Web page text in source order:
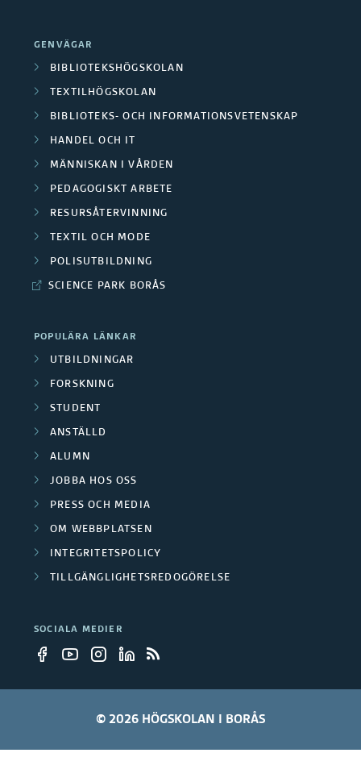
GENVÄGAR
BIBLIOTEKSHÖGSKOLAN
TEXTILHÖGSKOLAN
BIBLIOTEKS- OCH INFORMATIONSVETENSKAP
HANDEL OCH IT
MÄNNISKAN I VÅRDEN
PEDAGOGISKT ARBETE
RESURSÅTERVINNING
TEXTIL OCH MODE
POLISUTBILDNING
SCIENCE PARK BORÅS
POPULÄRA LÄNKAR
UTBILDNINGAR
FORSKNING
STUDENT
ANSTÄLLD
ALUMN
JOBBA HOS OSS
PRESS OCH MEDIA
OM WEBBPLATSEN
INTEGRITETSPOLICY
TILLGÄNGLIGHETSREDOGÖRELSE
SOCIALA MEDIER
© 2026 HÖGSKOLAN I BORÅS